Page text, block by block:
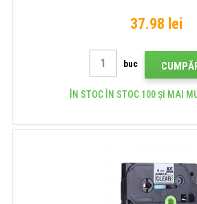
37.98 lei
buc
ÎN STOC ÎN STOC 100 ȘI MAI